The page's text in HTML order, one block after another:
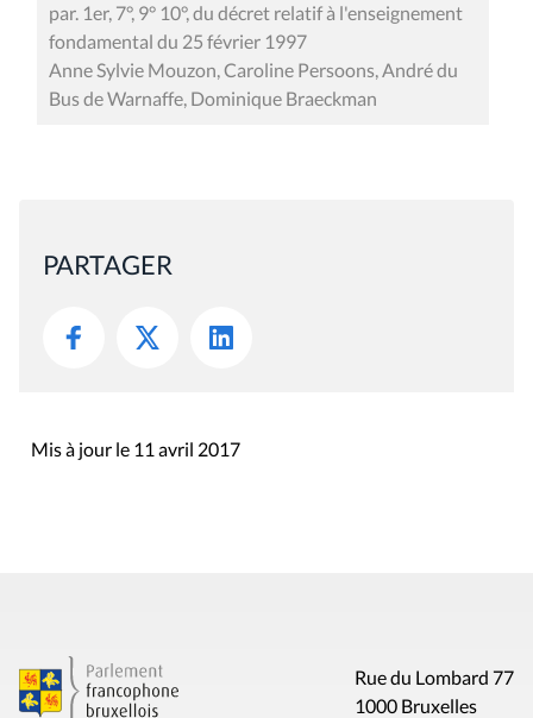
par. 1er, 7°, 9° 10°, du décret relatif à l'enseignement
fondamental du 25 février 1997
Anne Sylvie Mouzon, Caroline Persoons, André du
Bus de Warnaffe, Dominique Braeckman
PARTAGER
Mis à jour le 11 avril 2017
Rue du Lombard 77
1000 Bruxelles